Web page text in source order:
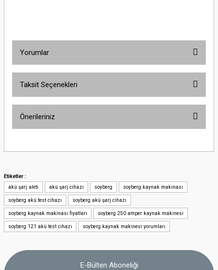
Yorumlar
Taksit Seçenekleri
Önerileriniz
Ürün resmi kalitesiz, bozuk veya görüntülenemiyor.
Ürün açıklamasında eksik bilgiler bulunuyor.
Ürün bilgilerinde hatalar bulunuyor.
Ürün fiyatı diğer sitelerden daha pahalı.
Etiketler :
akü şarj aleti
akü şarj cihazı soyberg soyberg kaynak makinası
soyberg akü test cihazı soyberg akü şarj cihazı
soyberg kaynak makinası fiyatları soyberg 250 amper kaynak makinesi
soyberg 121 akü test cihazı soyberg kaynak makinesi yorumları
E-Bülten Aboneliği